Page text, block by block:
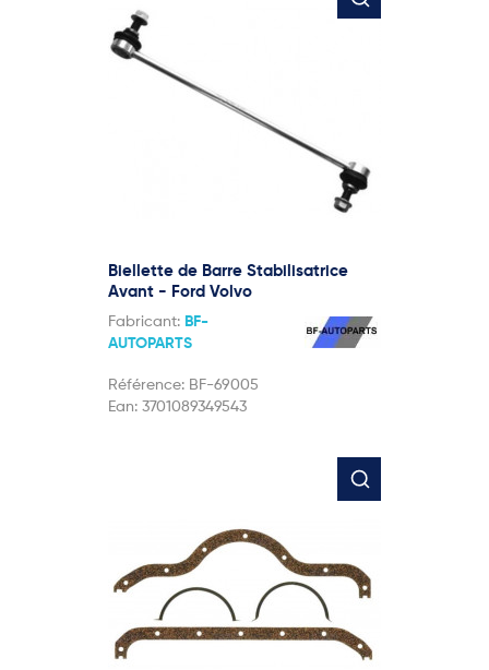
Biellette de Barre Stabilisatrice
Avant - Ford Volvo
Fabricant: BF-
AUTOPARTS
Référence: BF-69005
Ean: 3701089349543